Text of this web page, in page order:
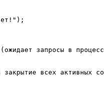
);
запросы в
всех активных